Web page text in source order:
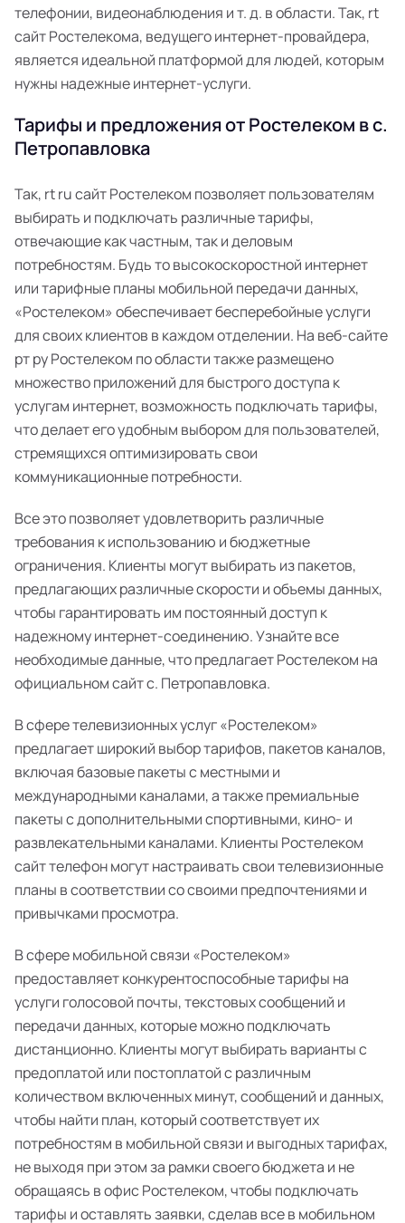
телефонии, видеонаблюдения и т. д. в области. Так, rt
сайт Ростелекома, ведущего интернет-провайдера,
является идеальной платформой для людей, которым
нужны надежные интернет-услуги.
Тарифы и предложения от Ростелеком в с.
Петропавловка
Так, rt ru сайт Ростелеком позволяет пользователям
выбирать и подключать различные тарифы,
отвечающие как частным, так и деловым
потребностям. Будь то высокоскоростной интернет
или тарифные планы мобильной передачи данных,
«Ростелеком» обеспечивает бесперебойные услуги
для своих клиентов в каждом отделении. На веб-сайте
рт ру Ростелеком по области также размещено
множество приложений для быстрого доступа к
услугам интернет, возможность подключать тарифы,
что делает его удобным выбором для пользователей,
стремящихся оптимизировать свои
коммуникационные потребности.
Все это позволяет удовлетворить различные
требования к использованию и бюджетные
ограничения. Клиенты могут выбирать из пакетов,
предлагающих различные скорости и объемы данных,
чтобы гарантировать им постоянный доступ к
надежному интернет-соединению. Узнайте все
необходимые данные, что предлагает Ростелеком на
официальном сайт с. Петропавловка.
В сфере телевизионных услуг «Ростелеком»
предлагает широкий выбор тарифов, пакетов каналов,
включая базовые пакеты с местными и
международными каналами, а также премиальные
пакеты с дополнительными спортивными, кино- и
развлекательными каналами. Клиенты Ростелеком
сайт телефон могут настраивать свои телевизионные
планы в соответствии со своими предпочтениями и
привычками просмотра.
В сфере мобильной связи «Ростелеком»
предоставляет конкурентоспособные тарифы на
услуги голосовой почты, текстовых сообщений и
передачи данных, которые можно подключать
дистанционно. Клиенты могут выбирать варианты с
предоплатой или постоплатой с различным
количеством включенных минут, сообщений и данных,
чтобы найти план, который соответствует их
потребностям в мобильной связи и выгодных тарифах,
не выходя при этом за рамки своего бюджета и не
обращаясь в офис Ростелеком, чтобы подключать
тарифы и оставлять заявки, сделав все в мобильном